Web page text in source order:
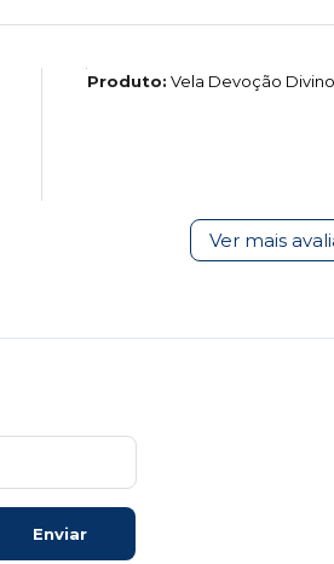
Produto: Vela Devoção
Ver mais
Enviar